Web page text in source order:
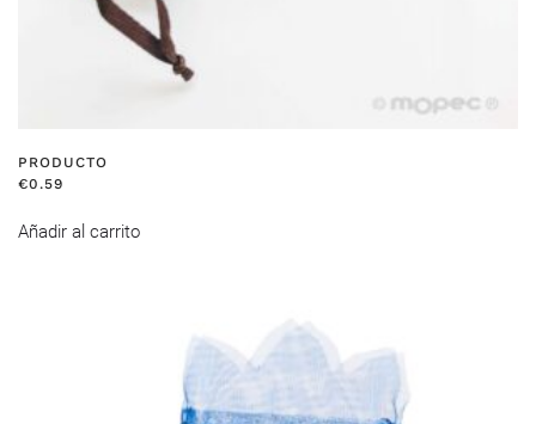
PRODUCTO
€0.59
Añadir al carrito